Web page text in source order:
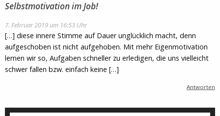
Selbstmotivation im Job!
7. Februar 2019 um 16:53 Uhr
[…] diese innere Stimme auf Dauer unglücklich macht, denn
aufgeschoben ist nicht aufgehoben. Mit mehr Eigenmotivation
lernen wir so, Aufgaben schneller zu erledigen, die uns vielleicht
schwer fallen bzw. einfach keine […]
Antworten